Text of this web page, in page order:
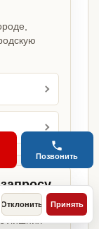
лишних
Отклонить Принять
Позвонить